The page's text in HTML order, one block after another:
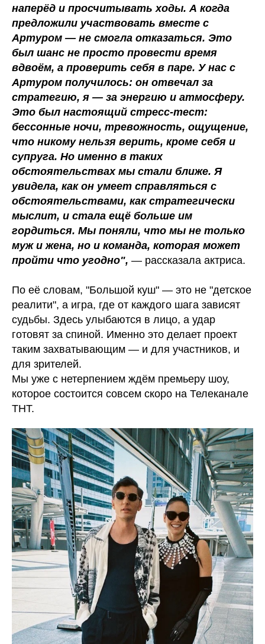
наперёд и просчитывать ходы. А когда
предложили участвовать вместе с
Артуром — не смогла отказаться. Это
был шанс не просто провести время
вдвоём, а проверить себя в паре. У нас с
Артуром получилось: он отвечал за
стратегию, я — за энергию и атмосферу.
Это был настоящий стресс-тест:
бессонные ночи, тревожность, ощущение,
что никому нельзя верить, кроме себя и
супруга. Но именно в таких
обстоятельствах мы стали ближе. Я
увидела, как он умеет справляться с
обстоятельствами, как стратегически
мыслит, и стала ещё больше им
гордиться. Мы поняли, что мы не только
муж и жена, но и команда, которая может
пройти что угодно", — рассказала актриса.
По её словам, "Большой куш" — это не "детское
реалити", а игра, где от каждого шага зависят
судьбы. Здесь улыбаются в лицо, а удар
готовят за спиной. Именно это делает проект
таким захватывающим — и для участников, и
для зрителей.
Мы уже с нетерпением ждём премьеру шоу,
которое состоится совсем скоро на Телеканале
ТНТ.